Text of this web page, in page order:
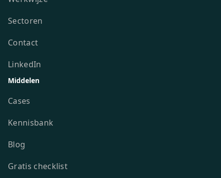
Sectoren
Contact
LinkedIn
Middelen
Cases
Kennisbank
Blog
Gratis checklist